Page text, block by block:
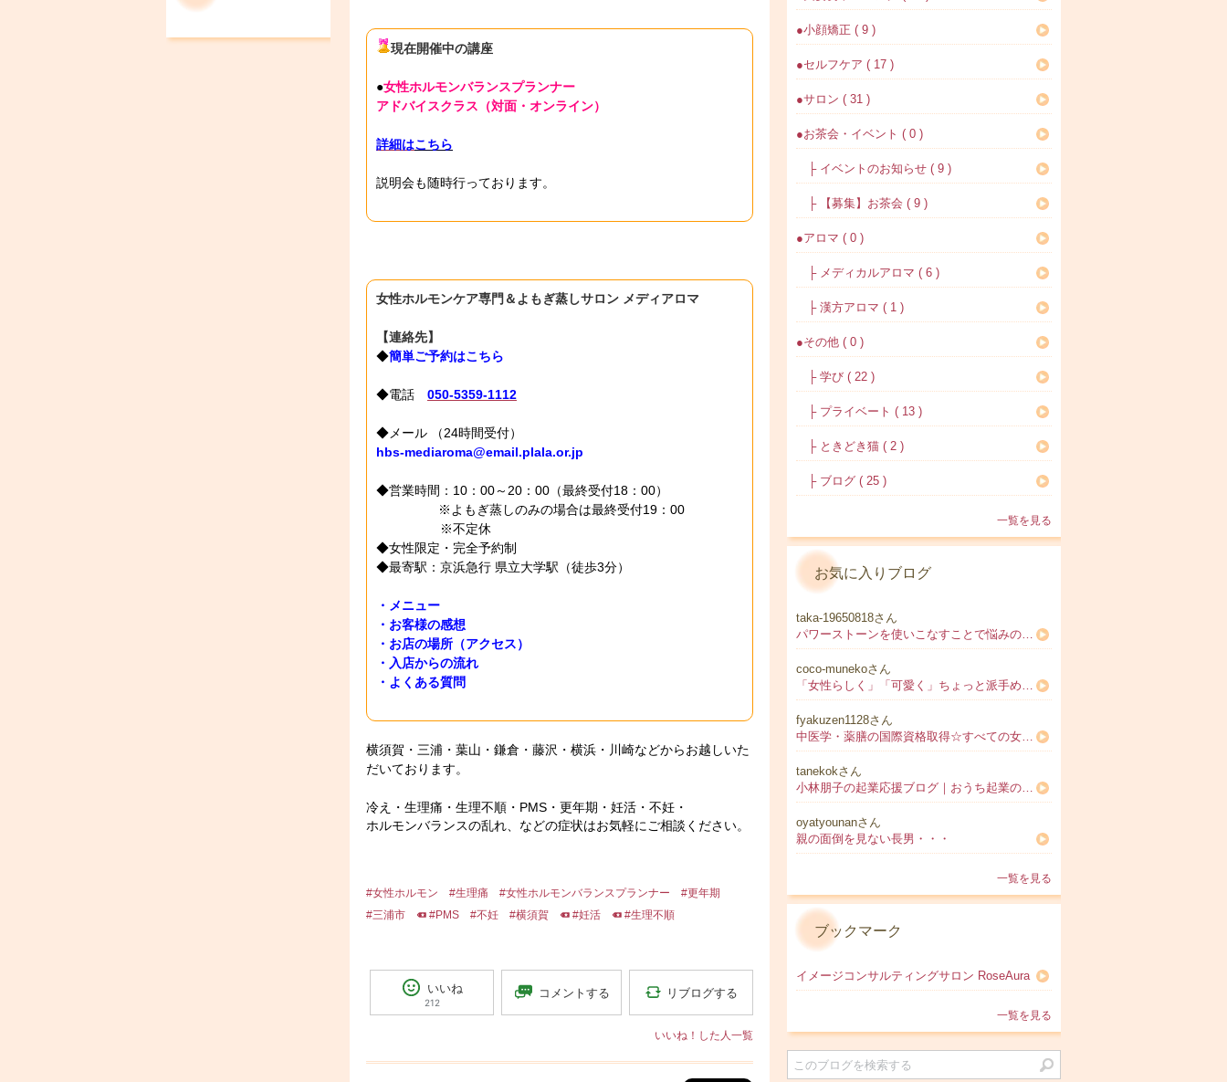
現在開催中の講座
●女性ホルモンバランスプランナー
アドバイスクラス（対面・オンライン）
詳細はこちら
説明会も随時行っております。
女性ホルモンケア専門＆よもぎ蒸しサロン メディアロマ
【連絡先】
◆簡単ご予約はこちら
◆電話 050-5359-1112
◆メール （24時間受付）
hbs-mediaroma@email.plala.or.jp
◆営業時間：10：00～20：00（最終受付18：00）
※よもぎ蒸しのみの場合は最終受付19：00
※不定休
◆女性限定・完全予約制
◆最寄駅：京浜急行 県立大学駅（徒歩3分）
・メニュー
・お客様の感想
・お店の場所（アクセス）
・入店からの流れ
・よくある質問
横須賀・三浦・葉山・鎌倉・藤沢・横浜・川崎などからお越しいた
だいております。
冷え・生理痛・生理不順・PMS・更年期・妊活・不妊・
ホルモンバランスの乱れ、などの症状はお気軽にご相談ください。
#女性ホルモン #生理痛 #女性ホルモンバランスプランナー
#更年期
#三浦市
#PMS #不妊 #横須賀 #妊活 #生理不順
いいね
212
コメントする リブログする
いいね！した人一覧
●小顔矯正 ( 9 )
●セルフケア ( 17 )
●サロン ( 31 )
●お茶会・イベント ( 0 )
├ イベントのお知らせ ( 9 )
├ 【募集】お茶会 ( 9 )
●アロマ ( 0 )
├ メディカルアロマ ( 6 )
├ 漢方アロマ ( 1 )
●その他 ( 0 )
├ 学び ( 22 )
├ プライベート ( 13 )
├ ときどき猫 ( 2 )
├ ブログ ( 25 )
一覧を見る
お気に入りブログ
taka-19650818さん
パワーストーンを使いこなすことで悩みのない明るい未来への手助けをします。
coco-munekoさん
「女性らしく」「可愛く」ちょっと派手めなアラサー女子ファッション && 美容♡大人になっても華やかに♡
fyakuzen1128さん
中医学・薬膳の国際資格取得☆すべての女性のための薬膳講座【福岡中医薬膳学院（旧 ふくおか薬膳）】 代表 伍藤文伽（ごとうふみか）
tanekokさん
小林朋子の起業応援ブログ｜おうち起業のはじめ方～丁寧で上質なライフスタイルとビジネスを始めよう
oyatyounanさん
親の面倒を見ない長男・・・
一覧を見る
ブックマーク
イメージコンサルティングサロン RoseAura
一覧を見る